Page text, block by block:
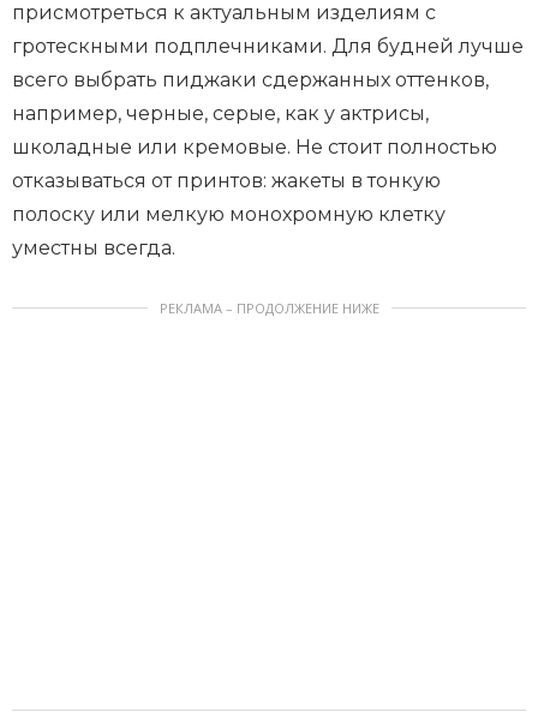
присмотреться к актуальным изделиям с
гротескными подплечниками. Для будней лучше
всего выбрать пиджаки сдержанных оттенков,
например, черные, серые, как у актрисы,
школадные или кремовые. Не стоит полностью
отказываться от принтов: жакеты в тонкую
полоску или мелкую монохромную клетку
уместны всегда.
РЕКЛАМА – ПРОДОЛЖЕНИЕ НИЖЕ